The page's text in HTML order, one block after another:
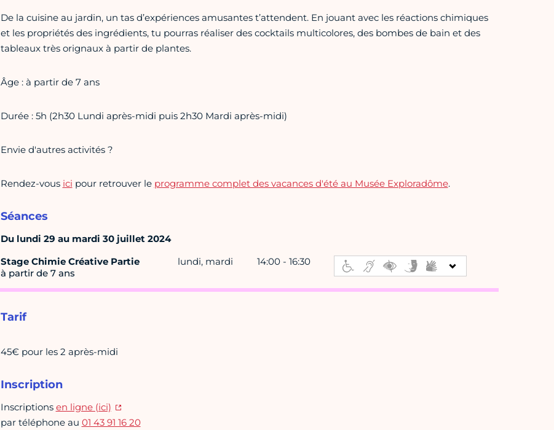
De la cuisine au jardin, un tas d’expériences amusantes t’attendent. En jouant avec les réactions chimiques
et les propriétés des ingrédients, tu pourras réaliser des cocktails multicolores, des bombes de bain et des
tableaux très orignaux à partir de plantes.
Âge : à partir de 7 ans
Durée : 5h (2h30 Lundi après-midi puis 2h30 Mardi après-midi)
Envie d'autres activités ?
Rendez-vous ici pour retrouver le programme complet des vacances d'été au Musée Exploradôme.
Séances
Du lundi 29 au mardi 30 juillet 2024
Stage Chimie Créative Partie
à partir de 7 ans
lundi, mardi 14:00 - 16:30
Tarif
45€ pour les 2 après-midi
Inscription
Inscriptions en ligne (ici)
par téléphone au 01 43 91 16 20